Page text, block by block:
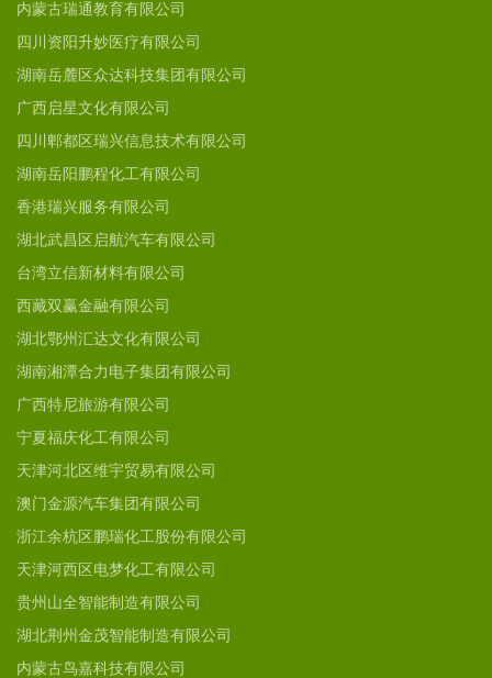
内蒙古瑞通教育有限公司
四川资阳升妙医疗有限公司
湖南岳麓区众达科技集团有限公司
广西启星文化有限公司
四川郫都区瑞兴信息技术有限公司
湖南岳阳鹏程化工有限公司
香港瑞兴服务有限公司
湖北武昌区启航汽车有限公司
台湾立信新材料有限公司
西藏双赢金融有限公司
湖北鄂州汇达文化有限公司
湖南湘潭合力电子集团有限公司
广西特尼旅游有限公司
宁夏福庆化工有限公司
天津河北区维宇贸易有限公司
澳门金源汽车集团有限公司
浙江余杭区鹏瑞化工股份有限公司
天津河西区电梦化工有限公司
贵州山全智能制造有限公司
湖北荆州金茂智能制造有限公司
内蒙古鸟嘉科技有限公司